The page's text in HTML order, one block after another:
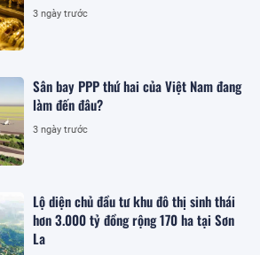
3 ngày trước
Sân bay PPP thứ hai của Việt Nam đang
làm đến đâu?
3 ngày trước
Lộ diện chủ đầu tư khu đô thị sinh thái
hơn 3.000 tỷ đồng rộng 170 ha tại Sơn
La